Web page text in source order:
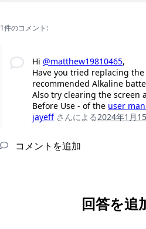
1件のコメント:
Hi @matthew19810465,
Have you tried replacing
recommended Alkaline
Also try clearing the screen
Before Use - of the user
jayeff さんによる2024年1月
コメントを追加
回答を追